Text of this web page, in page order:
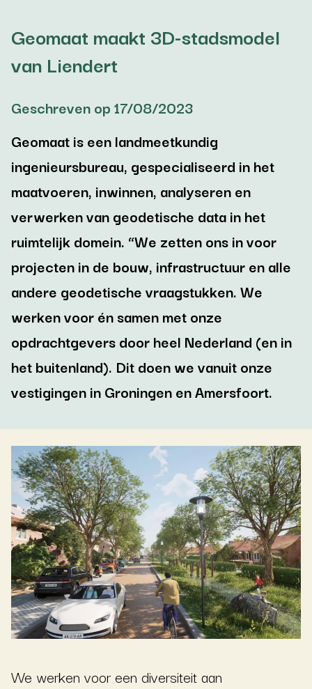
Geomaat maakt 3D-stadsmodel
van Liendert
Geschreven op 17/08/2023
Geomaat is een landmeetkundig
ingenieursbureau, gespecialiseerd in het
maatvoeren, inwinnen, analyseren en
verwerken van geodetische data in het
ruimtelijk domein. “We zetten ons in voor
projecten in de bouw, infrastructuur en alle
andere geodetische vraagstukken. We
werken voor én samen met onze
opdrachtgevers door heel Nederland (en in
het buitenland). Dit doen we vanuit onze
vestigingen in Groningen en Amersfoort.
We werken voor een diversiteit aan